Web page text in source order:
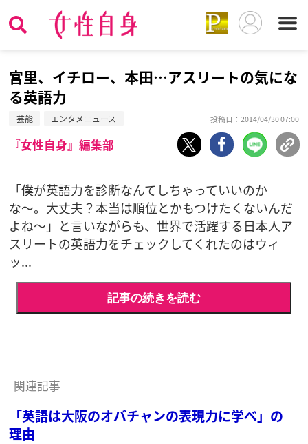
宮里、イチロー、本田…アスリートの気にな
る英語力
芸能 エンタメニュース 投稿日：2014/04/30 07:00
『女性自身』編集部
「僕が英語力を診断なんてしちゃっていいのか
な〜。大丈夫？本当は順位とかもつけたくないんだ
よね〜」と言いながらも、世界で活躍する日本人ア
スリートの英語力をチェックしてくれたのはウィ
ッ...
記事の続きを読む
関連記事
「英語は大阪のオバチャンの表現力に学べ」の
理由